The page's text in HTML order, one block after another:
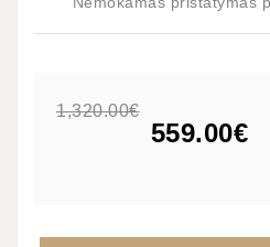
1,320.00€
559.00€